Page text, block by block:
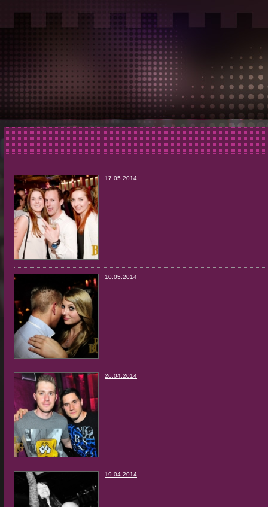
17.05.2014
10.05.2014
26.04.2014
19.04.2014